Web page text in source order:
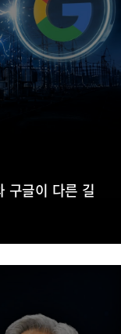
구글이 다른 길